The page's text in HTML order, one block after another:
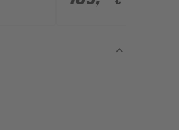
Akku und Ladegerät